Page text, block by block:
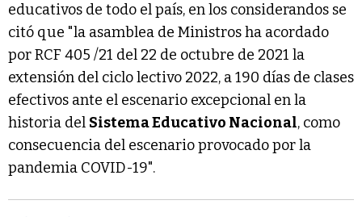
educativos de todo el país, en los considerandos se
citó que "la asamblea de Ministros ha acordado
por RCF 405 /21 del 22 de octubre de 2021 la
extensión del ciclo lectivo 2022, a 190 días de clases
efectivos ante el escenario excepcional en la
historia del Sistema Educativo Nacional, como
consecuencia del escenario provocado por la
pandemia COVID-19".